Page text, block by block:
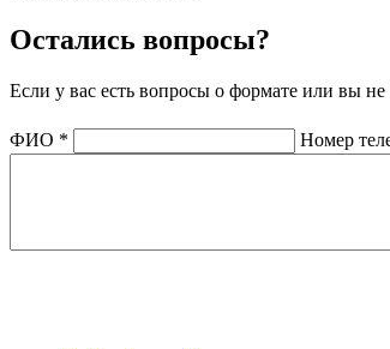
Остались вопросы?
Если у вас есть вопросы о формате или вы
ФИО * Номер